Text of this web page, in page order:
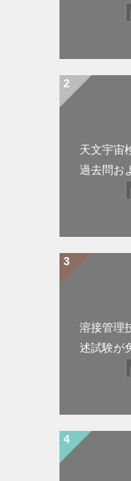
天文宇宙
過去問お
溶接管理
述試験が